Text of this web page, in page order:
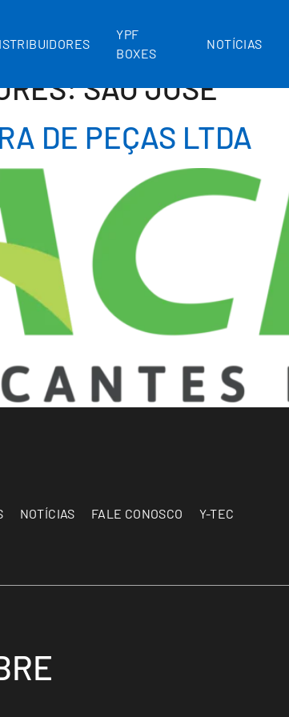
YPF
BOXES
NOTÍCIAS
SÃO JOSÉ
DE PEÇAS LTDA
NOTÍCIAS FALE CONOSCO Y-TEC